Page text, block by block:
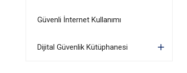
Güvenli İnternet Kullanımı
Dijital Güvenlik Kütüphanesi